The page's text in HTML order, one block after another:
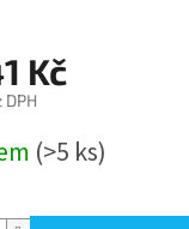
Kč
DPH
(>5 ks)